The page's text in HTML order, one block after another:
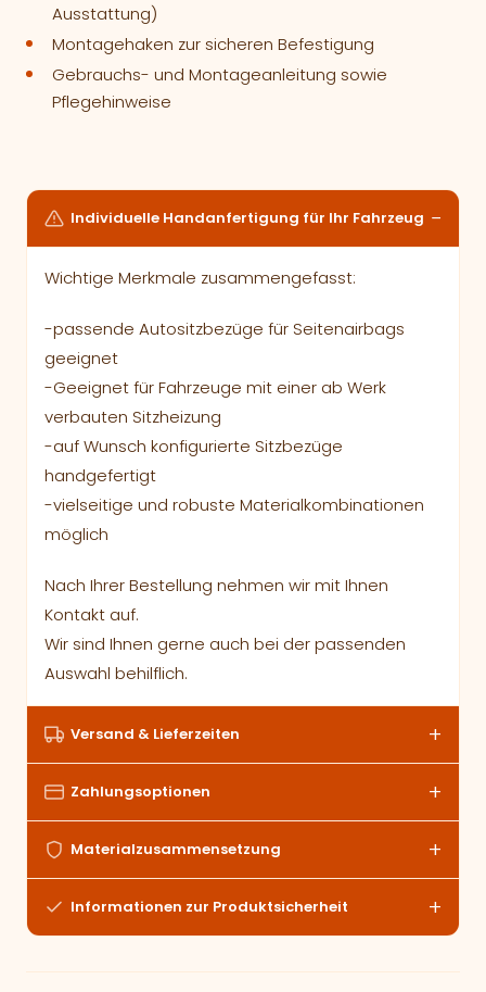
Ausstattung)
Montagehaken zur sicheren Befestigung
Gebrauchs- und Montageanleitung sowie
Pflegehinweise
Individuelle Handanfertigung für Ihr Fahrzeug
Wichtige Merkmale zusammengefasst:
-passende Autositzbezüge für Seitenairbags
geeignet
-Geeignet für Fahrzeuge mit einer ab Werk
verbauten Sitzheizung
-auf Wunsch konfigurierte Sitzbezüge
handgefertigt
-vielseitige und robuste Materialkombinationen
möglich
Nach Ihrer Bestellung nehmen wir mit Ihnen
Kontakt auf.
Wir sind Ihnen gerne auch bei der passenden
Auswahl behilflich.
Versand & Lieferzeiten
Zahlungsoptionen
Materialzusammensetzung
Informationen zur Produktsicherheit